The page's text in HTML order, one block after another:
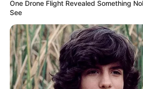
Veja o passo a passo completo
Prontinho! Você criou um lindo
biscuit.Agora é só escolher o que
fazer: presentear, usar na
One Drone Flight Revealed Something
See